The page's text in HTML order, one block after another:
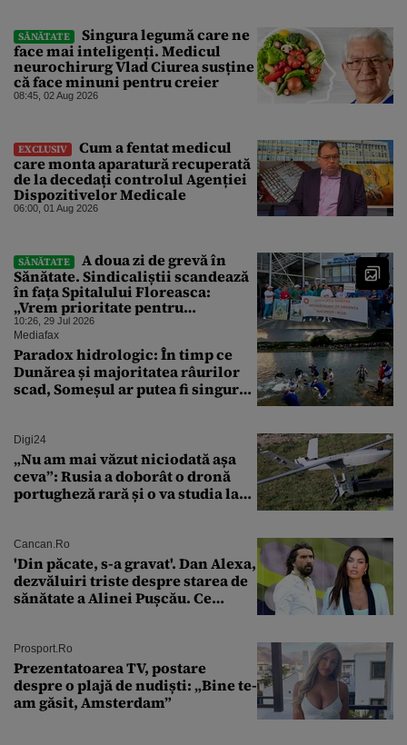
SĂNĂTATE
Singura legumă care ne
face mai inteligenți. Medicul
neurochirurg Vlad Ciurea susține
că face minuni pentru creier
08:45, 02 Aug 2026
EXCLUSIV
Cum a fentat medicul
care monta aparatură recuperată
de la decedați controlul Agenției
Dispozitivelor Medicale
06:00, 01 Aug 2026
SĂNĂTATE
A doua zi de grevă în
Sănătate. Sindicaliștii scandează
în fața Spitalului Floreasca:
„Vrem prioritate pentru
sănătate!”
10:26, 29 Jul 2026
Mediafax
Paradox hidrologic: În timp ce
Dunărea și majoritatea râurilor
scad, Someșul ar putea fi singurul
Digi24
„Nu am mai văzut niciodată așa
ceva”: Rusia a doborât o dronă
portugheză rară și o va studia la
Cancan.ro
'Din păcate, s-a gravat'. Dan Alexa,
dezvăluiri triste despre starea de
sănătate a Alinei Pușcău. Ce
Prosport.ro
Prezentatoarea TV, postare
despre o plajă de nudiști: „Bine te-
am găsit, Amsterdam”